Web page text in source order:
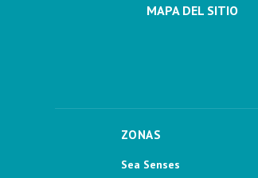
MAPA DEL SITIO
ZONAS
Sea Senses